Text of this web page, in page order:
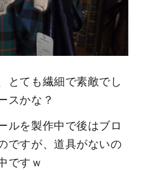
とても繊細で素敵でし
スかな？
ルを製作中で後はブロ
ですが、道具がないの
ですｗ